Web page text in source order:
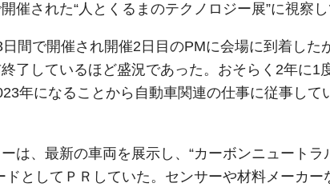
催された“人とくるまのテクノロジー展”に視察し
間で開催され開催2日目のPMに会場に到着し
了しているほど盛況であった。おそらく2年に
年になることから自動車関連の仕事に従事し
は、最新の車両を展示し、“カーボンニュートラ
ドとしてＰＲしていた。センサーや材料メーカ